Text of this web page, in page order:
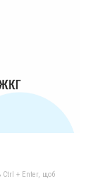
Ctrl + Enter, щоб